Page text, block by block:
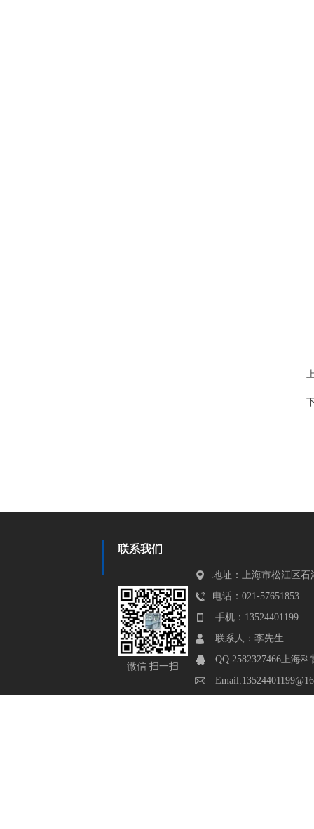
联系我们
微信 扫一扫
地址：上海市松江区石
电话：021-57651853
手机：13524401199
联系人：李先生
QQ:2582327466上海